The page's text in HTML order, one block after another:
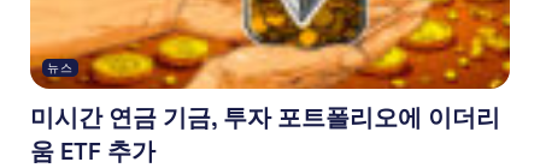
뉴스
미시간 연금 기금, 투자 포트폴리오에 이더리
움 ETF 추가